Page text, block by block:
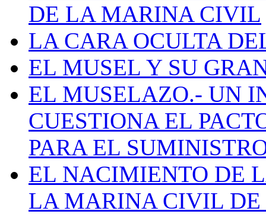
DE LA MARINA CIVIL
LA CARA OCULTA
EL MUSEL Y SU
EL MUSELAZO.- UN
CUESTIONA EL
PARA EL
EL NACIMIENTO DE
LA MARINA CIVIL DE